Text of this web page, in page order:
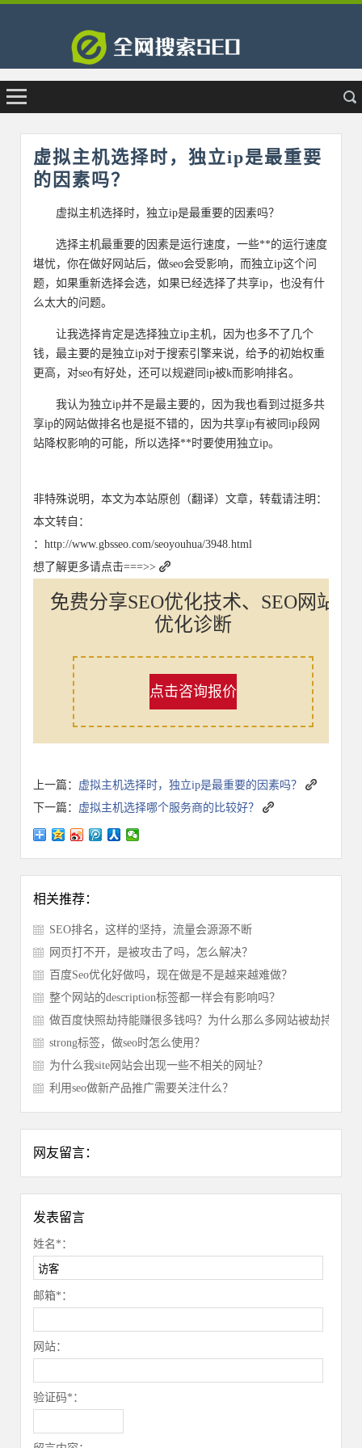
虚拟主机选择时，独立ip是最重要
的因素吗？
虚拟主机选择时，独立ip是最重要的因素吗？
选择主机最重要的因素是运行速度，一些**的运行速度
堪忧，你在做好网站后，做seo会受影响，而独立ip这个问
题，如果重新选择会选，如果已经选择了共享ip，也没有什
么太大的问题。
让我选择肯定是选择独立ip主机，因为也多不了几个
钱，最主要的是独立ip对于搜索引擎来说，给予的初始权重
更高，对seo有好处，还可以规避同ip被k而影响排名。
我认为独立ip并不是最主要的，因为我也看到过挺多共
享ip的网站做排名也是挺不错的，因为共享ip有被同ip段网
站降权影响的可能，所以选择**时要使用独立ip。
非特殊说明，本文为本站原创（翻译）文章，转载请注明：
本文转自：
：http://www.gbsseo.com/seoyouhua/3948.html
想了解更多请点击===>>
免费分享SEO优化技术、SEO网站
优化诊断
点击咨询报价
上一篇： 虚拟主机选择时，独立ip是最重要的因素吗？
下一篇： 虚拟主机选择哪个服务商的比较好？
相关推荐：
SEO排名，这样的坚持，流量会源源不断
网页打不开，是被攻击了吗，怎么解决？
百度Seo优化好做吗，现在做是不是越来越难做？
整个网站的description标签都一样会有影响吗？
做百度快照劫持能赚很多钱吗？为什么那么多网站被劫持？
strong标签，做seo时怎么使用？
为什么我site网站会出现一些不相关的网址？
利用seo做新产品推广需要关注什么？
网友留言：
发表留言
姓名*：
邮箱*：
网站：
验证码*：